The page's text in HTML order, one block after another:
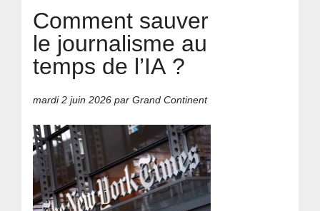
Comment sauver
le journalisme au
temps de l’IA ?
mardi 2 juin 2026 par Grand Continent